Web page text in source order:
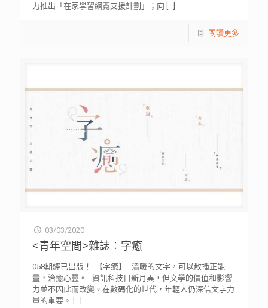
力推出「在家學習網寬支援計劃」；向 […]
閱讀更多
03/03/2020
<青年空間>雜誌︰字癒
058期經已出版！ 【字癒】 溫暖的文字，可以散播正能
量，治癒心靈。 資訊科技日新月異，但文學的價值和影響
力並不因此而改變。在數碼化的世代，年輕人仍深信文字力
量的重要。
[…]